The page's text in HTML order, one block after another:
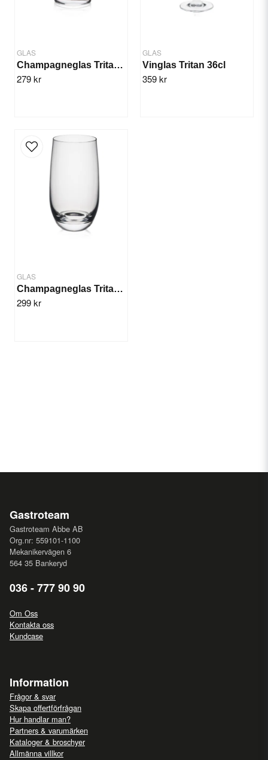
GLAS
Champagneglas Tritan 18cl, 12st
279 kr
GLAS
Vinglas Tritan 36cl
359 kr
GLAS
Champagneglas Tritan 18cl, 12st
299 kr
Gastroteam
Gastroteam Abbe AB
Org.nr: 559101-1100
Mekanikervägen 6
564 35 Bankeryd
036 - 777 90 90
Om Oss
Kontakta oss
Kundcase
Information
Frågor & svar
Skapa offertförfrågan
Hur handlar man?
Partners & varumärken
Kataloger & broschyer
Allmänna villkor